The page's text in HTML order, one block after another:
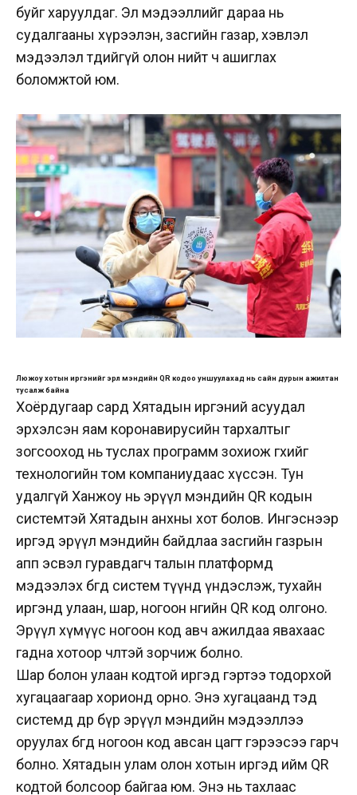
буйг харуулдаг. Эл мэдээллийг дараа нь
судалгааны хүрээлэн, засгийн газар, хэвлэл
мэдээлэл төдийгүй олон нийт ч ашиглах
боломжтой юм.
Люжоу хотын иргэнийг эрүүл мэндийн QR кодоо уншуулахад нь сайн дурын ажилтан
тусалж байна
Хоёрдугаар сард Хятадын иргэний асуудал
эрхэлсэн яам коронавирусийн тархалтыг
зогсооход нь туслах программ зохиож өгөхийг
технологийн том компаниудаас хүссэн. Тун
удалгүй Ханжоу нь эрүүл мэндийн QR кодын
системтэй Хятадын анхны хот болов. Ингэснээр
иргэд эрүүл мэндийн байдлаа засгийн газрын
апп эсвэл гуравдагч талын платформд
мэдээлэх бөгөөд систем түүнд үндэслэж, тухайн
иргэнд улаан, шар, ногоон өнгийн QR код олгоно.
Эрүүл хүмүүс ногоон код авч ажилдаа явахаас
гадна хотоор чөлөөтэй зорчиж болно.
Шар болон улаан кодтой иргэд гэртээ тодорхой
хугацаагаар хорионд орно. Энэ хугацаанд тэд
системд өдөр бүр эрүүл мэндийн мэдээллээ
оруулах бөгөөд ногоон код авсан цагт гэрээсээ гарч
болно. Хятадын улам олон хотын иргэд ийм QR
кодтой болсоор байгаа юм. Энэ нь тахлаас